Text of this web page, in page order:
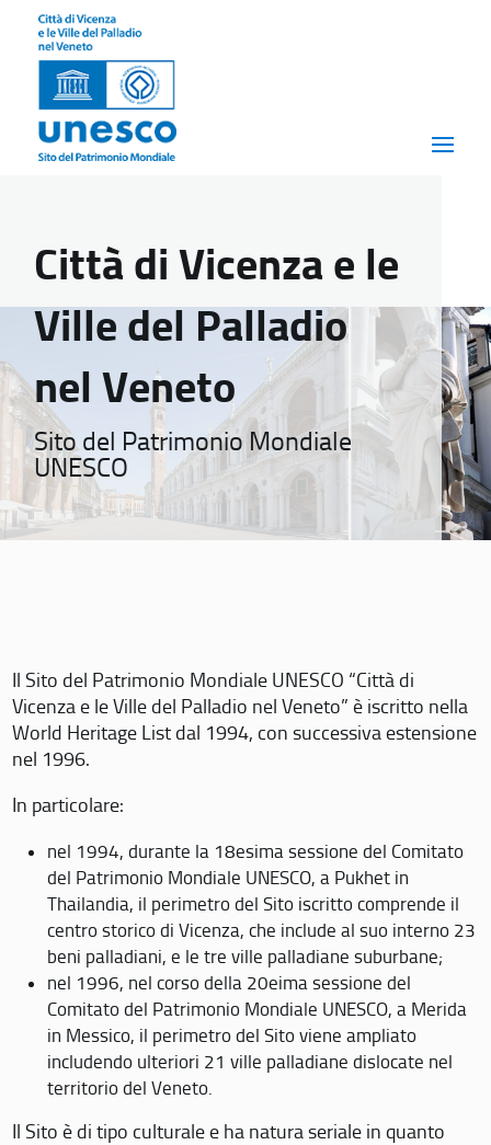
Città di Vicenza e le
Ville del Palladio
nel Veneto
Sito del Patrimonio Mondiale
UNESCO
Il Sito del Patrimonio Mondiale UNESCO “Città di
Vicenza e le Ville del Palladio nel Veneto” è iscritto nella
World Heritage List dal 1994, con successiva estensione
nel 1996.
In particolare:
nel 1994, durante la 18esima sessione del Comitato
del Patrimonio Mondiale UNESCO, a Pukhet in
Thailandia, il perimetro del Sito iscritto comprende il
centro storico di Vicenza, che include al suo interno 23
beni palladiani, e le tre ville palladiane suburbane;
nel 1996, nel corso della 20eima sessione del
Comitato del Patrimonio Mondiale UNESCO, a Merida
in Messico, il perimetro del Sito viene ampliato
includendo ulteriori 21 ville palladiane dislocate nel
territorio del Veneto.
Il Sito è di tipo culturale e ha natura seriale in quanto